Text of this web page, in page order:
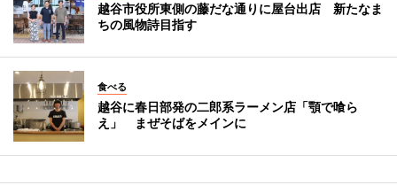
越谷市役所東側の藤だな通りに屋台出店 新たなま
ちの風物詩目指す
食べる
越谷に春日部発の二郎系ラーメン店「顎で喰ら
え」 まぜそばをメインに